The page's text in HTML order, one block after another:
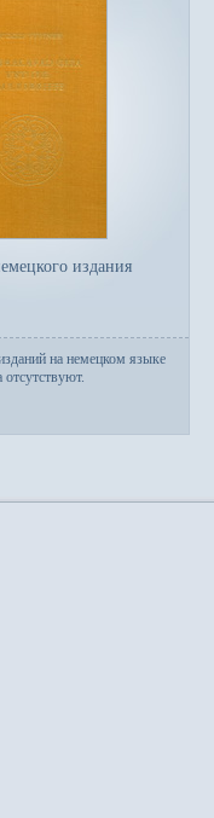
издания
на немецком языке
отсутствуют.